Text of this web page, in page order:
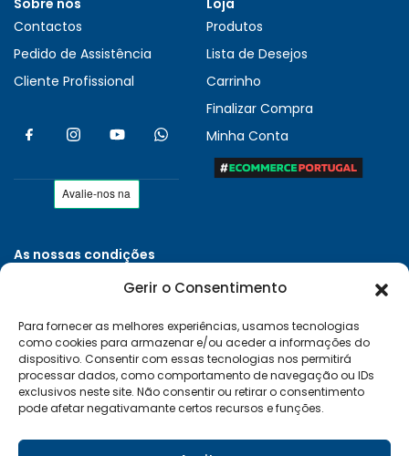
Gerir o Consentimento
Para fornecer as melhores experiências, usamos tecnologias
como cookies para armazenar e/ou aceder a informações do
dispositivo. Consentir com essas tecnologias nos permitirá
processar dados, como comportamento de navegação ou IDs
exclusivos neste site. Não consentir ou retirar o consentimento
pode afetar negativamante certos recursos e funções.
Sobre nós
Contactos
Pedido de Assistência
Cliente Profissional
Loja
Produtos
Lista de Desejos
Carrinho
Finalizar Compra
Minha Conta
As nossas condições
Políticas de Privacidade
Entregas e Devoluções
Livro de Reclamações
RAL e RLL
Klarna FAQ
Sequra